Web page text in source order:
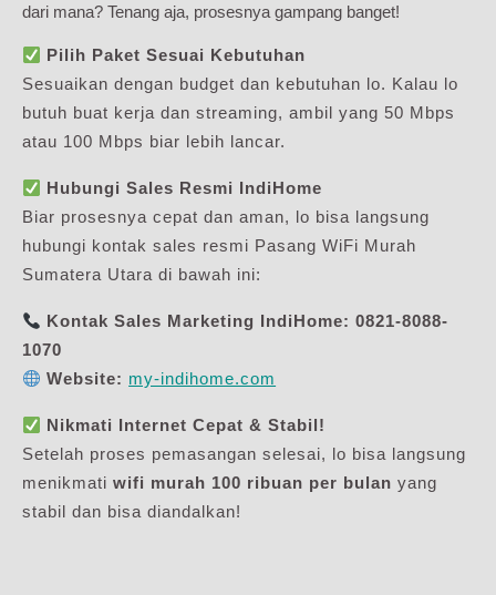
dari mana? Tenang aja, prosesnya gampang banget!
Pilih Paket Sesuai Kebutuhan
Sesuaikan dengan budget dan kebutuhan lo. Kalau lo
butuh buat kerja dan streaming, ambil yang 50 Mbps
atau 100 Mbps biar lebih lancar.
Hubungi Sales Resmi IndiHome
Biar prosesnya cepat dan aman, lo bisa langsung
hubungi kontak sales resmi Pasang WiFi Murah
Sumatera Utara di bawah ini:
Kontak Sales Marketing IndiHome: 0821-8088-
1070
Website: my-indihome.com
Nikmati Internet Cepat & Stabil!
Setelah proses pemasangan selesai, lo bisa langsung
menikmati wifi murah 100 ribuan per bulan yang
stabil dan bisa diandalkan!